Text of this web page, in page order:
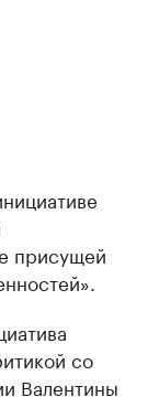
присущей
со
Валентины